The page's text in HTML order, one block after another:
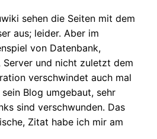
sehen die Seiten mit dem
aus; leider. Aber im
von Datenbank,
Server und nicht zuletzt dem
verschwindet auch mal
Blog umgebaut, sehr
sind verschwunden. Das
Zitat habe ich mir am